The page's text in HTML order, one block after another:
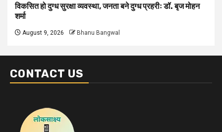
विकसित हो दुग्ध सुरक्षा व्यवस्था, जनता बने दुग्ध प्रहरीः डॉ. बृज मोहन
शर्मा
August 9, 2026 Bhanu Bangwal
CONTACT US